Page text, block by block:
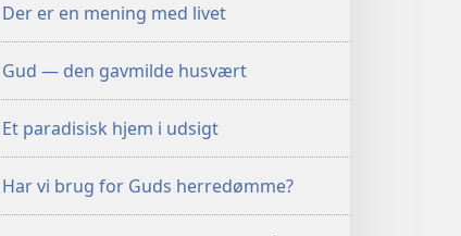
en
med
livet
Der er en mening med livet
Gud — den gavmilde husvært
Et paradisisk hjem i udsigt
Har vi brug for Guds herredømme?